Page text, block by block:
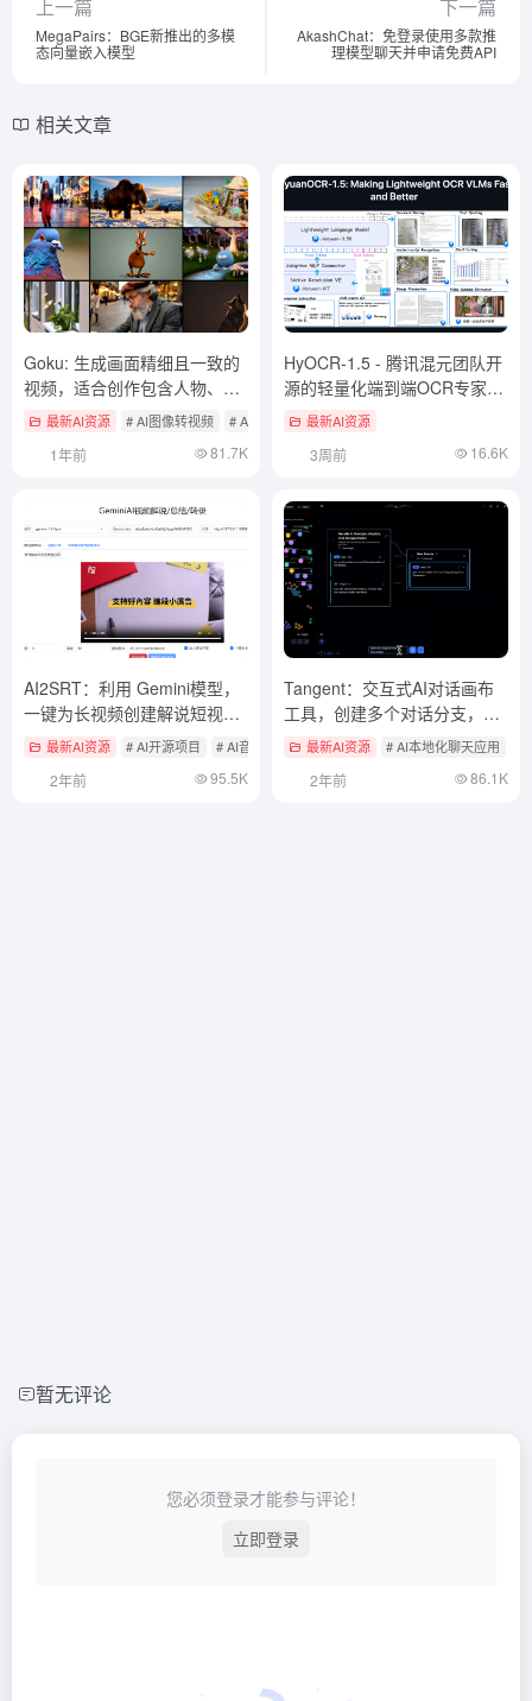
上一篇
MegaPairs：BGE新推出的多模
态向量嵌入模型
下一篇
AkashChat：免登录使用多款推
理模型聊天并申请免费API
相关文章
Goku: 生成画面精细且一致的
视频，适合创作包含人物、物
体细节的广告视频
最新AI资源 # AI图像转视频 # AI开源项目 # AI文本转视频
1年前 81.7K
HyOCR-1.5 - 腾讯混元团队开
源的轻量化端到端OCR专家大
模型最新AI资源
3周前 16.6K
AI2SRT：利用 Gemini模型，
一键为长视频创建解说短视频
或视频总结
最新AI资源 # AI开源项目 # AI音视频编辑
2年前 95.5K
Tangent：交互式AI对话画布
工具，创建多个对话分支，支
持合并、对比和删除分支
最新AI资源 # AI本地化聊天应用
2年前 86.1K
暂无评论
您必须登录才能参与评论！
立即登录